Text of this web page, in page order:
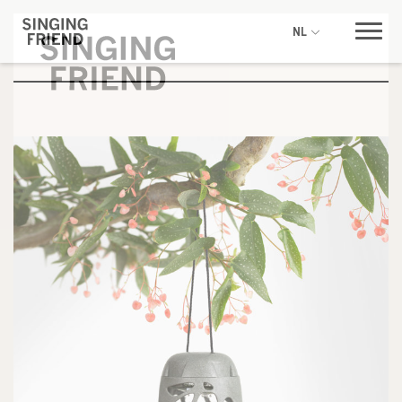
NL
Raak geïnspireerd